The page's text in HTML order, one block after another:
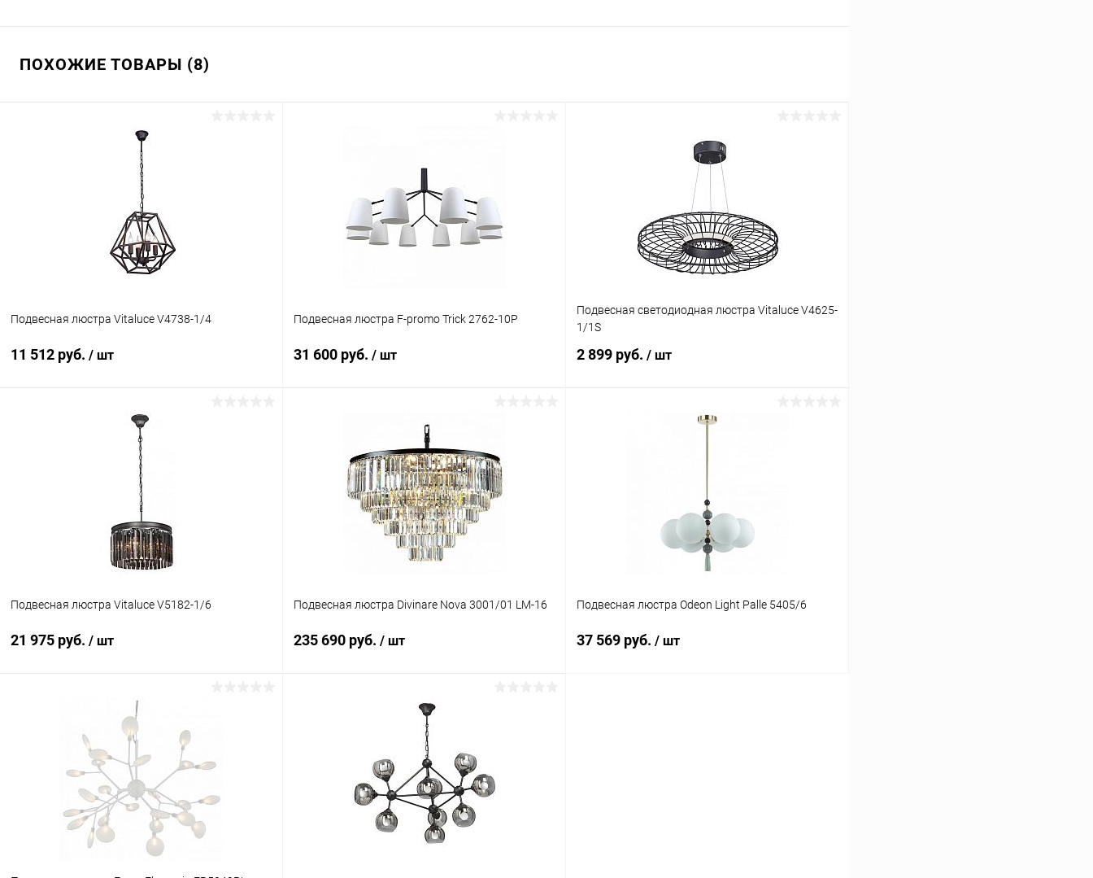
ПОХОЖИЕ ТОВАРЫ (8)
Подвесная люстра Vitaluce V4738-1/4
11 512 руб. / шт
В корзину
Подвесная люстра F-promo Trick 2762-10P
31 600 руб. / шт
В корзину
Купить в 1 клик Сравнение
В избранное В наличии
Подвесная светодиодная люстра Vitaluce V4625-
1/1S
2 899 руб. / шт
В корзину
Подвесная люстра Vitaluce V5182-1/6
21 975 руб. / шт
В корзину
Купить в 1 клик Сравнение
В избранное В наличии
Подвесная люстра Divinare Nova 3001/01 LM-16
235 690 руб. / шт
В корзину
Сравнение
В наличии
Подвесная люстра Odeon Light Palle 5405/6
37 569 руб. / шт